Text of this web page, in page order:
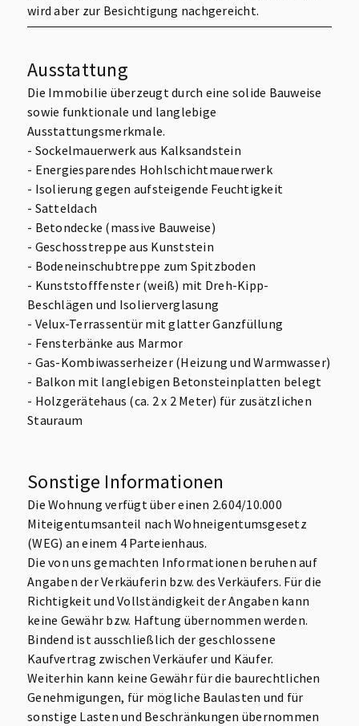
wird aber zur Besichtigung nachgereicht.
Ausstattung
Die Immobilie überzeugt durch eine solide Bauweise
sowie funktionale und langlebige
Ausstattungsmerkmale.
- Sockelmauerwerk aus Kalksandstein
- Energiesparendes Hohlschichtmauerwerk
- Isolierung gegen aufsteigende Feuchtigkeit
- Satteldach
- Betondecke (massive Bauweise)
- Geschosstreppe aus Kunststein
- Bodeneinschubtreppe zum Spitzboden
- Kunststofffenster (weiß) mit Dreh-Kipp-
Beschlägen und Isolierverglasung
- Velux-Terrassentür mit glatter Ganzfüllung
- Fensterbänke aus Marmor
- Gas-Kombiwasserheizer (Heizung und Warmwasser)
- Balkon mit langlebigen Betonsteinplatten belegt
- Holzgerätehaus (ca. 2 x 2 Meter) für zusätzlichen
Stauraum
Sonstige Informationen
Die Wohnung verfügt über einen 2.604/10.000
Miteigentumsanteil nach Wohneigentumsgesetz
(WEG) an einem 4 Parteienhaus.
Die von uns gemachten Informationen beruhen auf
Angaben der Verkäuferin bzw. des Verkäufers. Für die
Richtigkeit und Vollständigkeit der Angaben kann
keine Gewähr bzw. Haftung übernommen werden.
Bindend ist ausschließlich der geschlossene
Kaufvertrag zwischen Verkäufer und Käufer.
Weiterhin kann keine Gewähr für die baurechtlichen
Genehmigungen, für mögliche Baulasten und für
sonstige Lasten und Beschränkungen übernommen